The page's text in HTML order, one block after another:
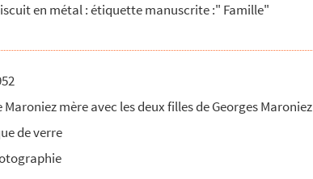
en métal : étiquette manuscrite :" Famille"
Maroniez mère avec les deux filles de Georges Maroniez
de verre